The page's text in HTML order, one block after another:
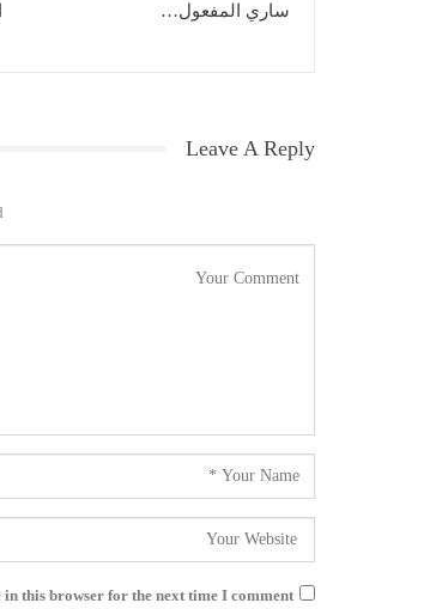
ساري المفعول…
Leave A Reply
this browser for the next time I comment.